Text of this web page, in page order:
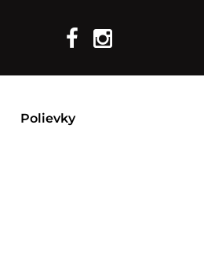
Polievky